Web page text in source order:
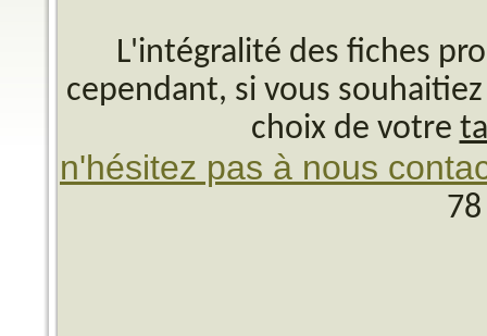
L'intégralité des fiches
cependant, si vous
choix de votre
n'hésitez pas à nous